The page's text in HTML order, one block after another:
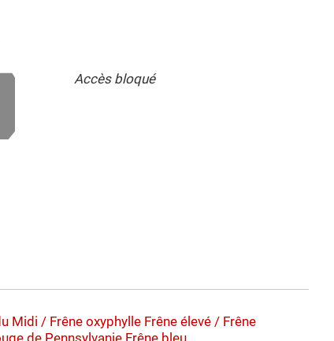
Accès bloqué
Midi / Frêne oxyphylle Frêne élevé / Frêne
de Pennsylvanie Frêne bleu